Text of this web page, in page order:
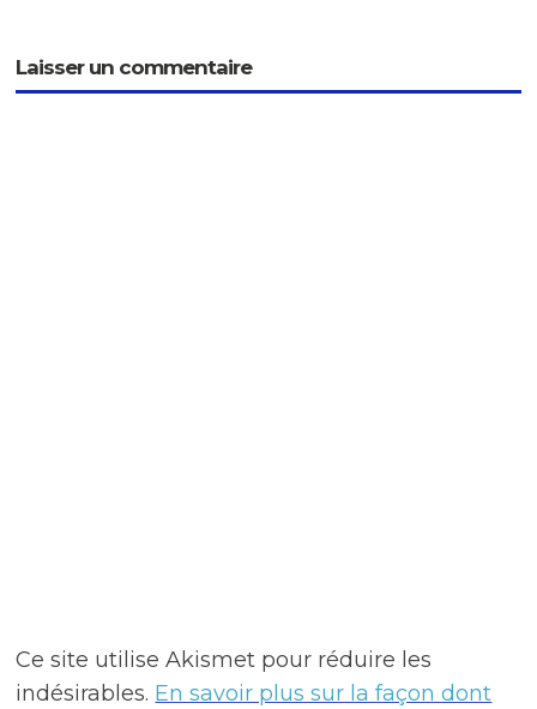
Laisser un commentaire
Ce site utilise Akismet pour réduire les
indésirables. En savoir plus sur la façon dont